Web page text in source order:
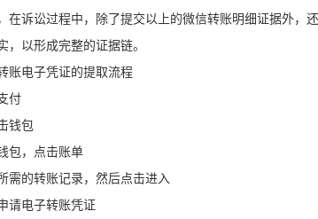
诉讼过程中，除了提交以上的微信转账明细证据外，
，以形成完整的证据链。
电子凭证的提取流程
付
包
，点击账单
的转账记录，然后点击进入
电子转账凭证